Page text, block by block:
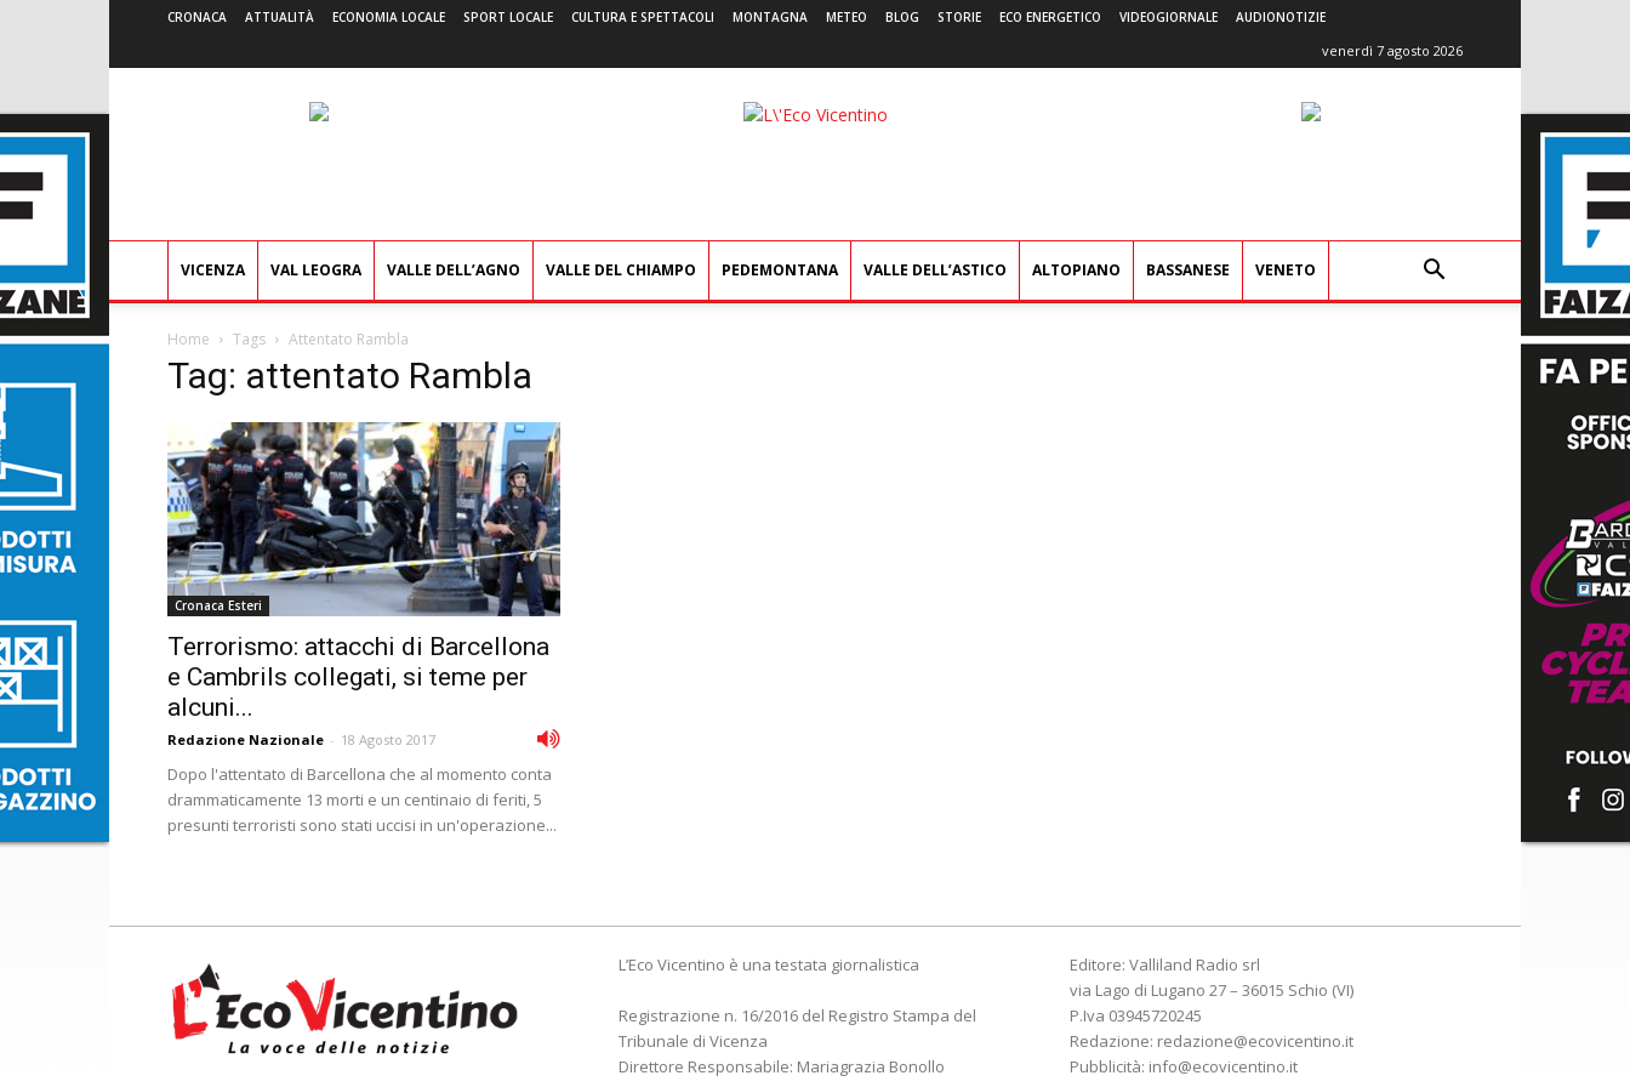
CRONACA ATTUALITÀ ECONOMIA LOCALE SPORT LOCALE CULTURA E SPETTACOLI MONTAGNA METEO BLOG STORIE ECO ENERGETICO VIDEOGIORNALE AUDIONOTIZIE
venerdì 7 agosto 2026
L'Eco
VICENZA VAL LEOGRA VALLE DELL’AGNO VALLE DEL CHIAMPO PEDEMONTANA VALLE DELL’ASTICO ALTOPIANO BASSANESE VENETO
Home Tags Attentato Rambla
Tag: attentato Rambla
Cronaca Esteri
Terrorismo: attacchi di Barcellona
e Cambrils collegati, si teme per
alcuni...
Redazione Nazionale - 18 Agosto 2017
Dopo l'attentato di Barcellona che al momento conta
drammaticamente 13 morti e un centinaio di feriti, 5
presunti terroristi sono stati uccisi in un'operazione...
L’Eco Vicentino è una testata giornalistica
Registrazione n. 16/2016 del Registro Stampa del
Tribunale di Vicenza
Direttore Responsabile: Mariagrazia Bonollo
Editore: Valliland Radio srl
via Lago di Lugano 27 – 36015 Schio (VI)
P.Iva 03945720245
Redazione: redazione@ecovicentino.it
Pubblicità: info@ecovicentino.it